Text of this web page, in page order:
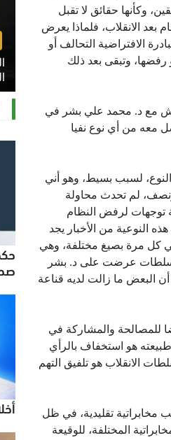
وكأنها حقائق لا تقبل
الانقلاب، فلماذا يعرض
الافتراضية التحالف أو
رفضها، وتبقى بعد ذلك
مع د. محمد علي بشر في
معه من أي نوع نفيا
لسبب بسيط، وهو أني
لم تحدث محاولة
توجهات لرفض النظام
النوعية من الأخبار يجد
كل مرة بصيغ مختلفة، وهي
عرضت على د. بشر
البعض ما زالت لديه قناعة
للمصالحة والمشاركة في
هو استخفاف بالرأي
الانقلاب هو تلفيق التهم
مخابراتية تقليدية، في ظل
المختلفة، للوقيعة